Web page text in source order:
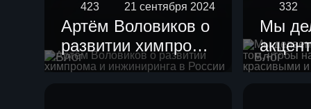
Блог
423 21 сентября 2024
Артём Воловиков о
развитии химпрома
и инжиниринга в
Блог
332
Мы